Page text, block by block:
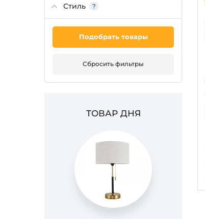
Стиль
Подобрать товары
Сбросить фильтры
ТОВАР ДНЯ